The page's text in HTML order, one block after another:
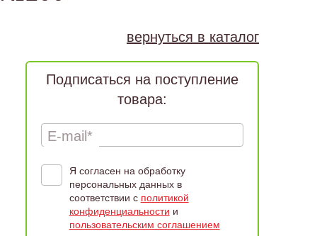
вернуться в каталог
Подписаться на поступление
товара:
E-mail*
Я согласен на обработку
персональных данных в
соответствии с политикой
конфиденциальности и
пользовательским соглашением